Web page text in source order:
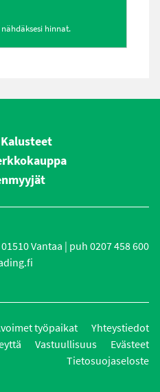
hinnat.
Kalusteet
Vantaa | puh 0207 458 600
työpaikat
Yhteystiedot
Vastuullisuus
Evästeet
Tietosuojaseloste